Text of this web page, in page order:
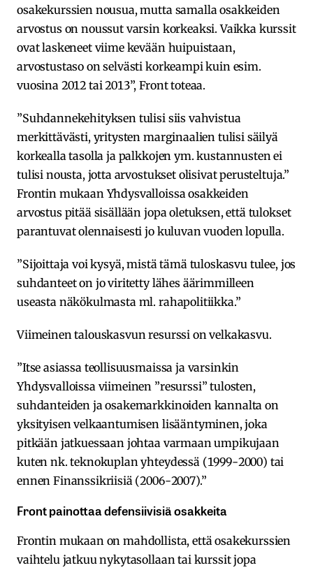
osakekurssien nousua, mutta samalla osakkeiden
arvostus on noussut varsin korkeaksi. Vaikka kurssit
ovat laskeneet viime kevään huipuistaan,
arvostustaso on selvästi korkeampi kuin esim.
vuosina 2012 tai 2013”, Front toteaa.
”Suhdannekehityksen tulisi siis vahvistua
merkittävästi, yritysten marginaalien tulisi säilyä
korkealla tasolla ja palkkojen ym. kustannusten ei
tulisi nousta, jotta arvostukset olisivat perusteltuja.”
Frontin mukaan Yhdysvalloissa osakkeiden
arvostus pitää sisällään jopa oletuksen, että tulokset
parantuvat olennaisesti jo kuluvan vuoden lopulla.
”Sijoittaja voi kysyä, mistä tämä tuloskasvu tulee, jos
suhdanteet on jo viritetty lähes äärimmilleen
useasta näkökulmasta ml. rahapolitiikka.”
Viimeinen talouskasvun resurssi on velkakasvu.
”Itse asiassa teollisuusmaissa ja varsinkin
Yhdysvalloissa viimeinen ”resurssi” tulosten,
suhdanteiden ja osakemarkkinoiden kannalta on
yksityisen velkaantumisen lisääntyminen, joka
pitkään jatkuessaan johtaa varmaan umpikujaan
kuten nk. teknokuplan yhteydessä (1999-2000) tai
ennen Finanssikriisiä (2006-2007).”
Front painottaa defensiivisiä osakkeita
Frontin mukaan on mahdollista, että osakekurssien
vaihtelu jatkuu nykytasollaan tai kurssit jopa